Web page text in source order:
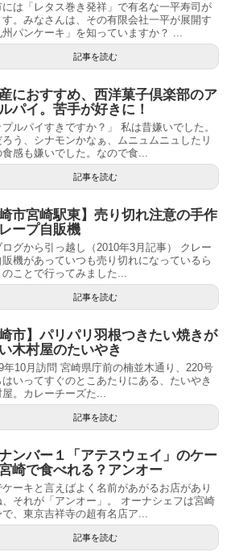
には「レタス巻き発祥」で有名な一平寿司が
。みなさんは、その有限会社一平が展開す
州パンケーキ」を知っていますか？ ...
記事を読む
におすすめ、西洋菓子倶楽部のア
パイ。苦手が好きに！
プルパイすきですか？」 私は昔嫌いでした。
ろう、シナモンかなぁ、ムニュムニュしたリ
食感も嫌いでした。なので食...
記事を読む
崎市宮崎駅東】売り切れ注意の手作
ープ自販機
グから引っ越し（2010年3月記事） クレー
販機があっていつも売り切れになっているら
のことで行ってみました...
記事を読む
崎市】パリパリ羽根つきたい焼きが
木村屋のたいやき
10月訪問 宮崎県庁前の楠並木通り、220号
いってすぐのとこあたりにある、たいやき
屋。カレーチーズた...
記事を読む
ンバー１「アテスウェイ」のケー
崎で食べれる？アンオー
ーキと言えばよく名前があがるお店があり
、それが「アンオー」。 オーナシェフは宮崎
で、東京吉祥寺の超有名店ア...
記事を読む